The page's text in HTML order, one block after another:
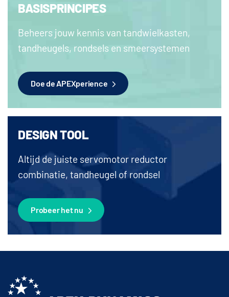
BASISPRINCIPES
Beheers jouw kennis van tandwielkasten,
tandheugels, rondsels en smeersystemen
Doe de APEXperience
DESIGN TOOL
Altijd de juiste servomotor reductor
combinatie, tandheugel of rondsel
Probeer het nu